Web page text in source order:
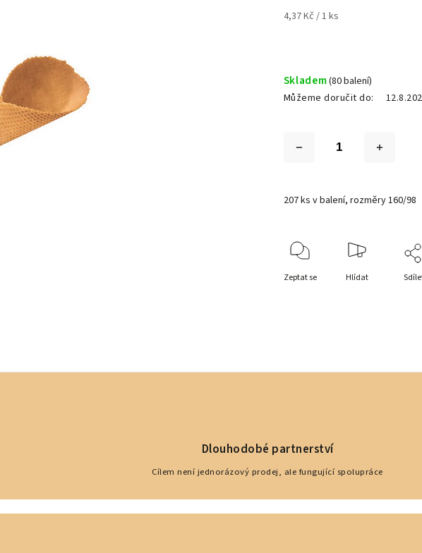
4,37 Kč / 1 ks
Skladem(80 balení)
Můžeme doručit do:
207 ks v balení, rozměry 160/98
Zeptat se Hlídat
Dlouhodobé partnerství
Cílem není jednorázový prodej, ale fungující spolupráce